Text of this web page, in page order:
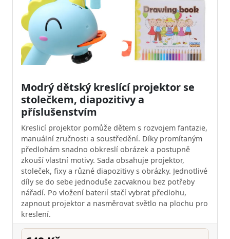
Modrý dětský kreslící projektor se
stolečkem, diapozitivy a
příslušenstvím
Kreslicí projektor pomůže dětem s rozvojem fantazie,
manuální zručnosti a soustředění. Díky promítaným
předlohám snadno obkreslí obrázek a postupně
zkouší vlastní motivy. Sada obsahuje projektor,
stoleček, fixy a různé diapozitivy s obrázky. Jednotlivé
díly se do sebe jednoduše zacvaknou bez potřeby
nářadí. Po vložení baterií stačí vybrat předlohu,
zapnout projektor a nasměrovat světlo na plochu pro
kreslení.